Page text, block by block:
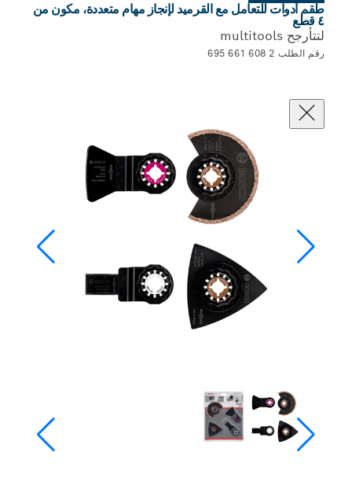
طقم أدوات للتعامل مع القرميد لإنجاز مهام متعددة، مكون من
٤ قطع
لتتأرجح multitools
رقم الطلب 2 608 661 695